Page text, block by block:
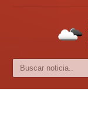
Cultura